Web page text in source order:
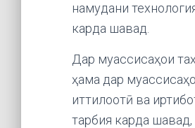
намудани
карда шавад.
Дар муассисаҳои
ҳама дар
иттилоотӣ ва
тарбия карда